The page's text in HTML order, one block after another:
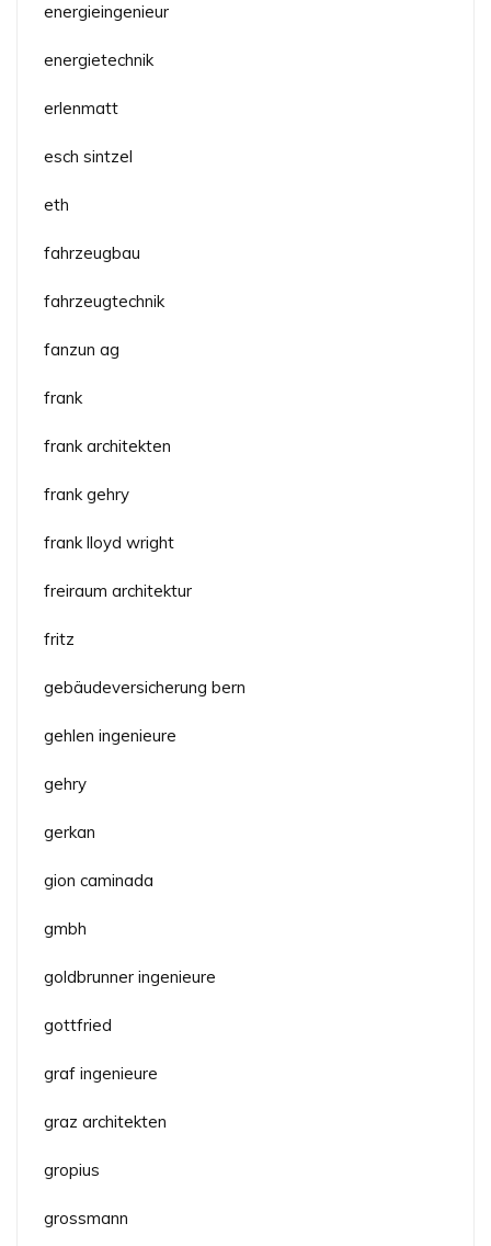
energieingenieur
energietechnik
erlenmatt
esch sintzel
eth
fahrzeugbau
fahrzeugtechnik
fanzun ag
frank
frank architekten
frank gehry
frank lloyd wright
freiraum architektur
fritz
gebäudeversicherung bern
gehlen ingenieure
gehry
gerkan
gion caminada
gmbh
goldbrunner ingenieure
gottfried
graf ingenieure
graz architekten
gropius
grossmann